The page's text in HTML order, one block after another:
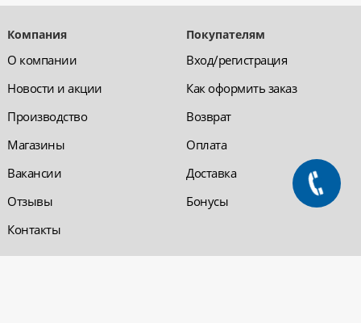
Компания
О компании
Новости и акции
Производство
Магазины
Вакансии
Отзывы
Контакты
Покупателям
Вход/регистрация
Как оформить заказ
Возврат
Оплата
Доставка
Бонусы
Обратная связь Компания «220 ВСЯ